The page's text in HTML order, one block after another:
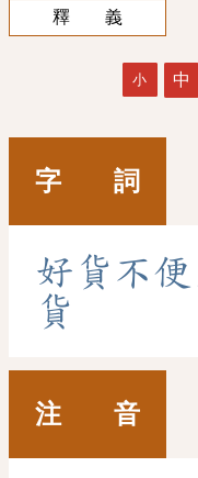
釋 義
小 中
字 詞
好 貨不便
貨
注 音